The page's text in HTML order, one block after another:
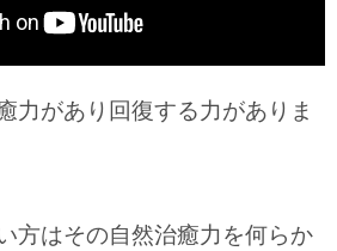
力があり回復する力がありま
方はその自然治癒力を何らか